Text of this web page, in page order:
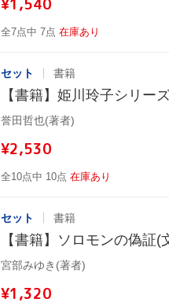
¥1,540
全7点中 7点 在庫あり
セット 書籍
【書籍】姫川玲子シリー
誉田哲也(著者)
¥2,530
全10点中 10点 在庫あり
セット 書籍
【書籍】ソロモンの偽証(
宮部みゆき(著者)
¥1,320